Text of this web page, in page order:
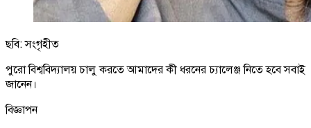
ছবি: সংগৃহীত
পুরো বিশ্ববিদ্যালয় চালু করতে আমাদের কী ধরনের চ্যালেঞ্জ নিতে হবে সবাই
জানেন।
বিজ্ঞাপন